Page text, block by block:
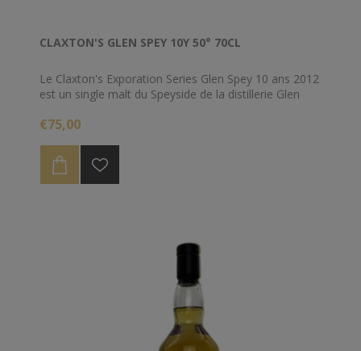
CLAXTON'S GLEN SPEY 10Y 50° 70CL
Le Claxton's Exporation Series Glen Spey 10 ans 2012
est un single malt du Speyside de la distillerie Glen
l'embouteilleur indépendant Claxton's.
Ce Glen Spey a été distillé le 31 juillet 2012 et a mûri
dans un bourbon hogshead. Il a été mis en bouteille le
31 juillet 2022 à 50% ABV, non filtré à froid et sans
€75,00